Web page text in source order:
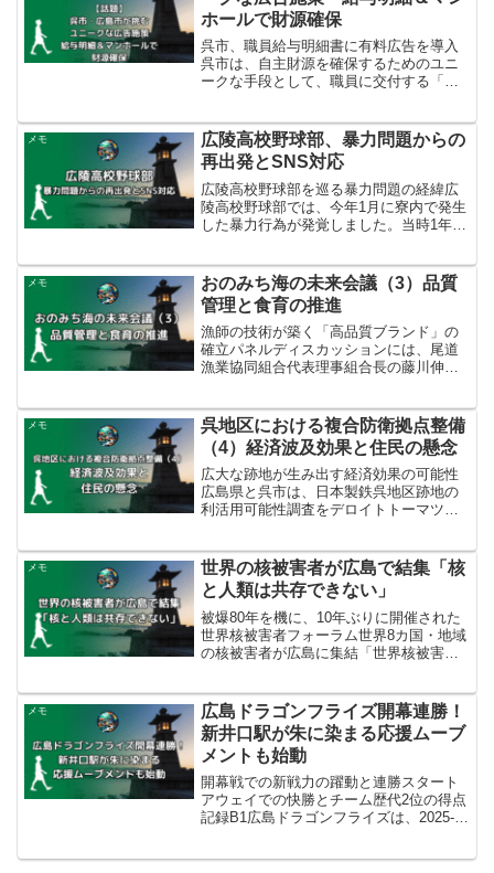
ホールで財源確保
呉市、職員給与明細書に有料広告を導入
呉市は、自主財源を確保するためのユニ
ークな手段として、職員に交付する「給
これは全国的にも珍しい取り組みとされ
ています。広告媒体となる...
メモ
広陵高校野球部、暴力問題からの
再出発とSNS対応
広陵高校野球部を巡る暴力問題の経緯広
陵高校野球部では、今年1月に寮内で発生
した暴力行為が発覚しました。当時1年生
を伴う行為を行ったとされ、日本高校野
球連盟から厳重注意を...
メモ
おのみち海の未来会議（3）品質
管理と食育の推進
漁師の技術が築く「高品質ブランド」の
確立パネルディスカッションには、尾道
漁業協同組合代表理事組合長の藤川伸一
を感じているとしつつ、稚魚放流などの
資源造成事業が尾道漁業の...
メモ
呉地区における複合防衛拠点整備
（4）経済波及効果と住民の懸念
広大な跡地が生み出す経済効果の可能性
広島県と呉市は、日本製鉄呉地区跡地の
利活用可能性調査をデロイトトーマツコ
デジタル産業拠点、造船産業拠点の3分野
を特定しました。これら...
メモ
世界の核被害者が広島で結集「核
と人類は共存できない」
被爆80年を機に、10年ぶりに開催された
世界核被害者フォーラム世界8カ国・地域
の核被害者が広島に集結「世界核被害者
テールプラザで開催されました。このフ
ォーラ...
メモ
広島ドラゴンフライズ開幕連勝！
新井口駅が朱に染まる応援ムーブ
メントも始動
開幕戦での新戦力の躍動と連勝スタート
アウェイでの快勝とチーム歴代2位の得点
記録B1広島ドラゴンフライズは、2025-